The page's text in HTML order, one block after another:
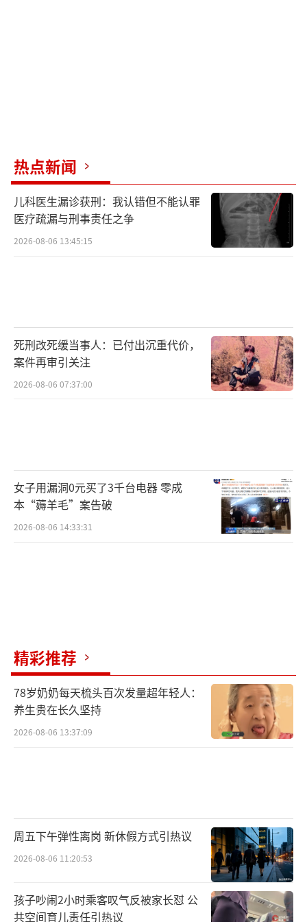
热点新闻
儿科医生漏诊获刑：我认错但不能认罪
医疗疏漏与刑事责任之争
2026-08-06 13:45:15
死刑改死缓当事人：已付出沉重代价，
案件再审引关注
2026-08-06 07:37:00
女子用漏洞0元买了3千台电器 零成
本“薅羊毛”案告破
2026-08-06 14:33:31
精彩推荐
78岁奶奶每天梳头百次发量超年轻人：
养生贵在长久坚持
2026-08-06 13:37:09
周五下午弹性离岗 新休假方式引热议
2026-08-06 11:20:53
孩子吵闹2小时乘客叹气反被家长怼 公
共空间育儿责任引热议